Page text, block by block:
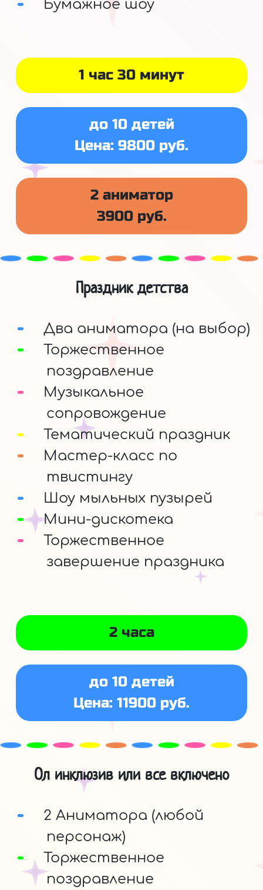
1 час 30 минут
до 10 детей
Цена: 9800 руб.
2 аниматор
3900 руб.
Бумажное шоу
Праздник детства
Два аниматора (на выбор)
Торжественное
поздравление
Музыкальное
сопровождение
Тематический праздник
Мастер-класс по
твистингу
Шоу мыльных пузырей
Мини-дискотека
Торжественное
завершение праздника
2 часа
до 10 детей
Цена: 11900 руб.
Ол инклюзив или все включено
2 Аниматора (любой
персонаж)
Торжественное
поздравление